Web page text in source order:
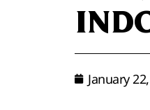
January